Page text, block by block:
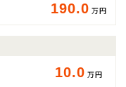
190.0 万円
10.0 万円